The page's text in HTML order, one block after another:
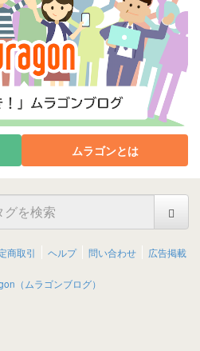
ムラゴンとは
商取引 ヘルプ 問い合わせ 広告掲載
（ムラゴンブログ）